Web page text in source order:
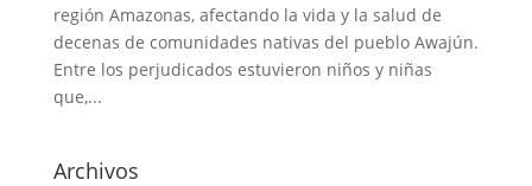
región Amazonas, afectando la vida y la salud de
decenas de comunidades nativas del pueblo Awajún.
Entre los perjudicados estuvieron niños y niñas
que,...
Archivos